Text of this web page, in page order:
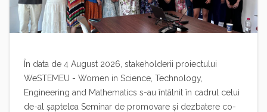
În data de 4 August 2026, stakeholderii proiectului
WeSTEMEU - Women in Science, Technology,
Engineering and Mathematics s-au întâlnit în cadrul celui
de-al șaptelea Seminar de promovare şi dezbatere co-